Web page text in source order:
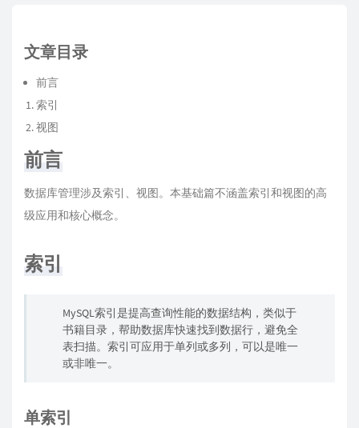
文章目录
前言
索引
视图
前言
数据库管理涉及索引、视图。本基础篇不涵盖索引和视图的高
级应用和核心概念。
索引
MySQL索引是提高查询性能的数据结构，类似于
书籍目录，帮助数据库快速找到数据行，避免全
表扫描。索引可应用于单列或多列，可以是唯一
或非唯一。
单索引